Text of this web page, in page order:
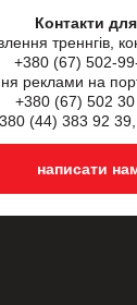
Контакти
треннгів,
+380 (67) 502-
реклами на
+380 (67) 502 30
(44) 383 92
написати